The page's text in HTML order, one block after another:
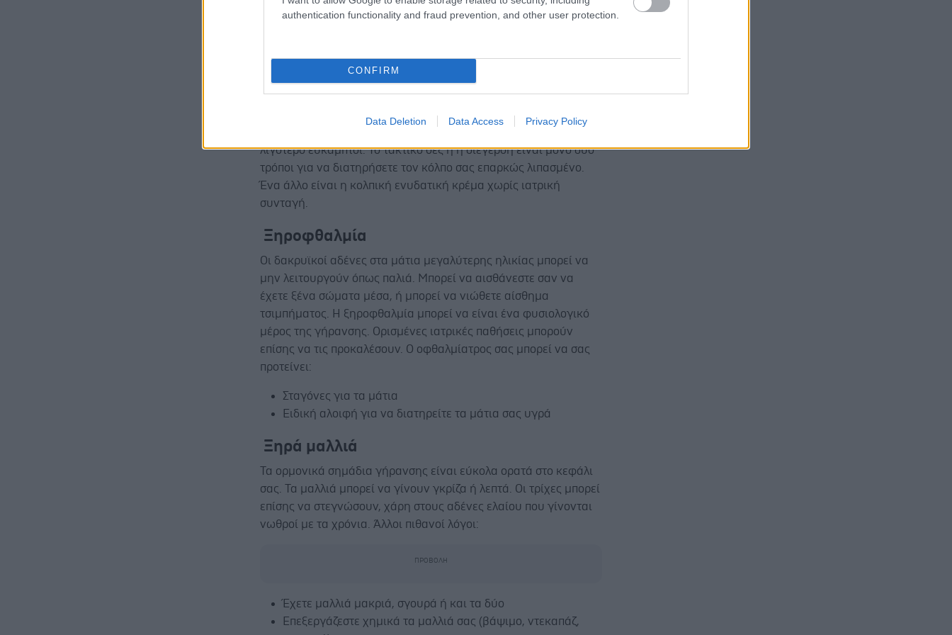
authentication functionality and fraud prevention, and other user protection.
CONFIRM
Data Deletion Data Access Privacy Policy
Φορέστε lip balm ή κρέμα με αντηλιακό
Αυτό συμβαίνει περίπου στις μισές γυναίκες μετά την
εμμηνόπαυση. Όπως και με άλλα συμπτώματα της
εμμηνόπαυσης, προκαλείται από την απότομη πτώση της
γυναικείας ορμόνης οιστρογόνου. Η κολπική ξηρότητα τείνει να
λιγότερο εύκαμπτοι. Το τακτικό σεξ ή η διέγερση είναι μόνο δύο
τρόποι για να διατηρήσετε τον κόλπο σας επαρκώς λιπασμένο.
Ένα άλλο είναι η κολπική ενυδατική κρέμα χωρίς ιατρική
συνταγή.
Ξηροφθαλμία
Οι δακρυϊκοί αδένες στα μάτια μεγαλύτερης ηλικίας μπορεί να
μην λειτουργούν όπως παλιά. Μπορεί να αισθάνεστε σαν να
έχετε ξένα σώματα μέσα, ή μπορεί να νιώθετε αίσθημα
τσιμπήματος. Η ξηροφθαλμία μπορεί να είναι ένα φυσιολογικό
μέρος της γήρανσης. Ορισμένες ιατρικές παθήσεις μπορούν
επίσης να τις προκαλέσουν. Ο οφθαλμίατρος σας μπορεί να σας
προτείνει:
Σταγόνες για τα μάτια
Ειδική αλοιφή για να διατηρείτε τα μάτια σας υγρά
Ξηρά μαλλιά
Τα ορμονικά σημάδια γήρανσης είναι εύκολα ορατά στο κεφάλι
σας. Τα μαλλιά μπορεί να γίνουν γκρίζα ή λεπτά. Οι τρίχες μπορεί
επίσης να στεγνώσουν, χάρη στους αδένες ελαίου που γίνονται
νωθροί με τα χρόνια. Άλλοι πιθανοί λόγοι:
Έχετε μαλλιά μακριά, σγουρά ή και τα δύο
Επεξεργάζεστε χημικά τα μαλλιά σας (βάψιμο, ντεκαπάζ,